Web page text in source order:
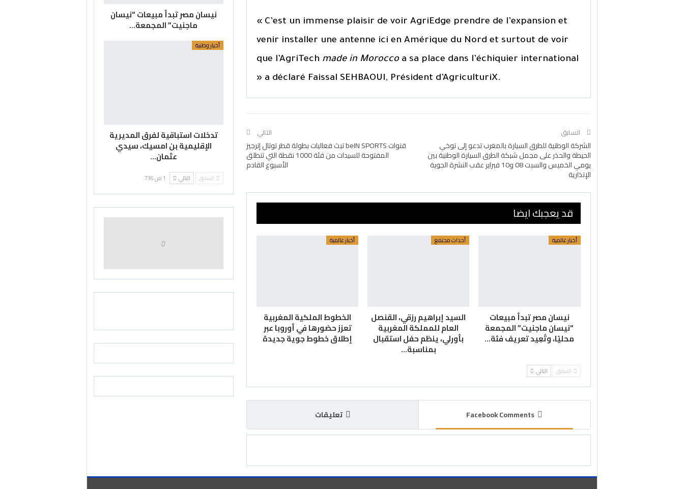
« C’est un immense plaisir de voir AgriEdge prendre de l’expansion et
venir installer une antenne ici en Amérique du Nord et surtout de voir
que l’AgriTech made in Morocco a sa place dans l’échiquier international
» a déclaré Faissal SEHBAOUI, Président d’AgriculturiX.
السابق
الشركة الوطنية للطرق السيارة بالمغرب تدعو إلى توخي
الحيطة والحذر على مجمل شبكة الطرق السيارة الوطنية بين
يومي الخميس والسبت 08 و10 فبراير عقب النشرة الجوية
الإنذارية
التالي
قنوات beIN SPORTS تبث فعاليات بطولة قطر توتال إنرجيز
المفتوحة للسيدات من فئة 1000 نقطة التي تنطلق
الأسبوع القادم
قد يعجبك ايضا
أخبار عالمية
نيسان مصر تبدأ مبيعات
“نيسان ماجنيت” المجمعة
محليًا، وتُعِيد تعريف فئة…
أحداث مجتمع
السيد إبراهيم رزقي، القنصل
العام للمملكة المغربية
بأورلي، ينظم حفل استقبال
بمناسبة…
أخبار عالمية
الخطوط الملكية المغربية
تعزز حضورها في أوروبا عبر
إطلاق خطوط جوية جديدة
السابق التالي
Facebook Comments تعليقات
نيسان مصر تبدأ مبيعات “نيسان
ماجنيت” المجمعة…
أخبار وطنية
تدخلات استباقية لفرق المديرية
الإقليمية بن امسيك، سيدي
عثمان…
السابق التالي 1 من 736